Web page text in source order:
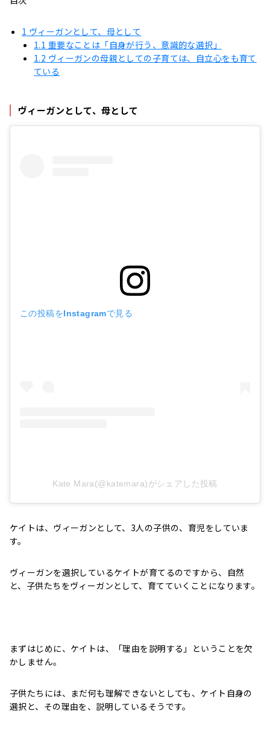
1 ヴィーガンとして、母として
1.1 重要なことは「自身が行う、意識的な選択」
1.2 ヴィーガンの母親としての子育ては、自立心をも育て
ている
ヴィーガンとして、母として
この投稿をInstagramで見る
Kate Mara(@katemara)がシェアした投稿
ケイトは、ヴィーガンとして、3人の子供の、育児をしていま
す。
ヴィーガンを選択しているケイトが育てるのですから、自然
と、子供たちをヴィーガンとして、育てていくことになります。
まずはじめに、ケイトは、「理由を説明する」ということを欠
かしません。
子供たちには、まだ何も理解できないとしても、ケイト自身の
選択と、その理由を、説明しているそうです。